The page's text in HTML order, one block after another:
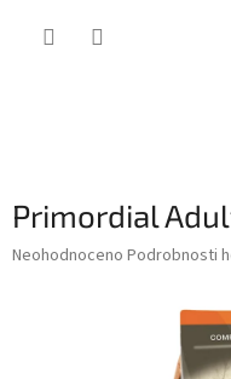
Primordial
Průměrné
Neohodnoceno Podrobnosti